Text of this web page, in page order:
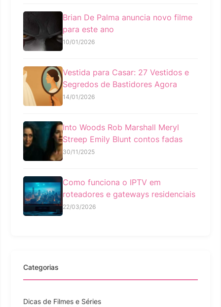
Brian De Palma anuncia novo filme
para este ano
10/01/2026
Vestida para Casar: 27 Vestidos e
Segredos de Bastidores Agora
14/01/2026
Into Woods Rob Marshall Meryl
Streep Emily Blunt contos fadas
30/11/2025
Como funciona o IPTV em
roteadores e gateways residenciais
22/03/2026
Categorias
Dicas de Filmes e Séries